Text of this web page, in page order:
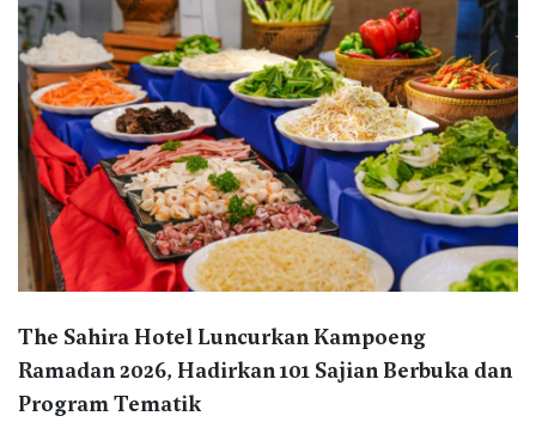
The Sahira Hotel Luncurkan Kampoeng
Ramadan 2026, Hadirkan 101 Sajian Berbuka dan
Program Tematik